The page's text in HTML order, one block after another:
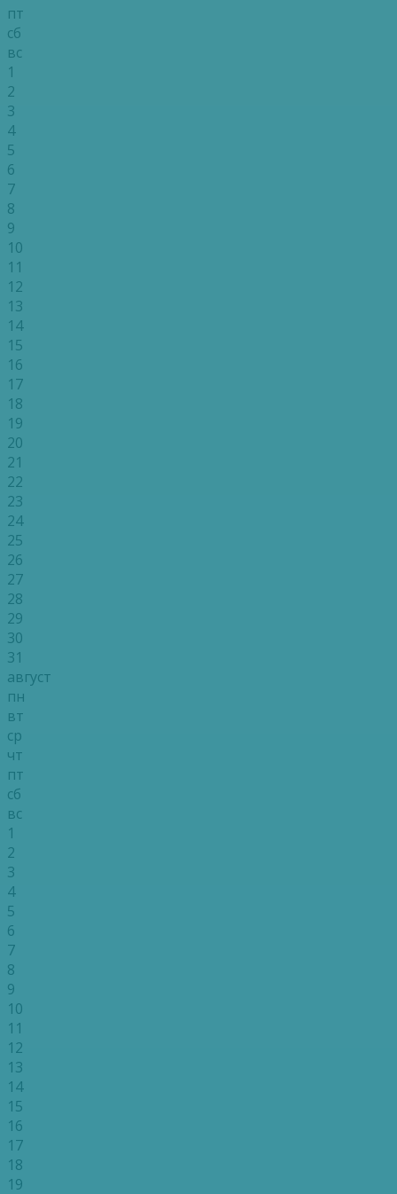
пт
сб
вс
1
2
3
4
5
6
7
8
9
10
11
12
13
14
15
16
17
18
19
20
21
22
23
24
25
26
27
28
29
30
31
август
пн
вт
ср
чт
пт
сб
вс
1
2
3
4
5
6
7
8
9
10
11
12
13
14
15
16
17
18
19